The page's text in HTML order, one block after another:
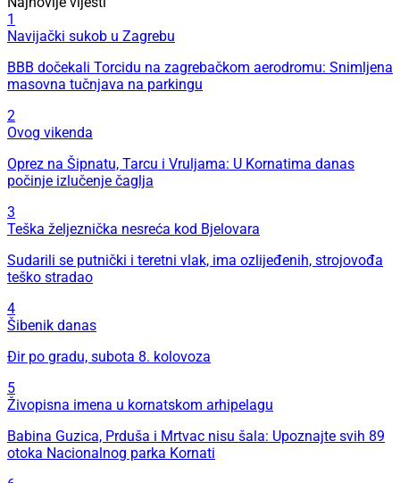
1
Navijački sukob u Zagrebu
BBB dočekali Torcidu na zagrebačkom aerodromu: Snimljena
masovna tučnjava na parkingu
2
Ovog vikenda
Oprez na Šipnatu, Tarcu i Vruljama: U Kornatima danas
počinje izlučenje čaglja
3
Teška željeznička nesreća kod Bjelovara
Sudarili se putnički i teretni vlak, ima ozlijeđenih, strojovođa
teško stradao
4
Šibenik danas
Đir po gradu, subota 8. kolovoza
5
Živopisna imena u kornatskom arhipelagu
Babina Guzica, Prduša i Mrtvac nisu šala: Upoznajte svih 89
otoka Nacionalnog parka Kornati